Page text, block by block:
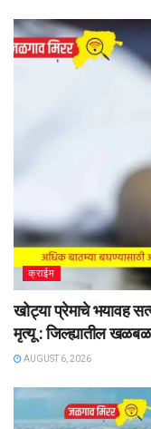
क्राईम
खोट्या प्रेमाचे भयावह
मृत्यू : जिल्ह्यातील
AUGUST 6, 2026